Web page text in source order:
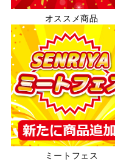
オススメ商品
ミートフェス